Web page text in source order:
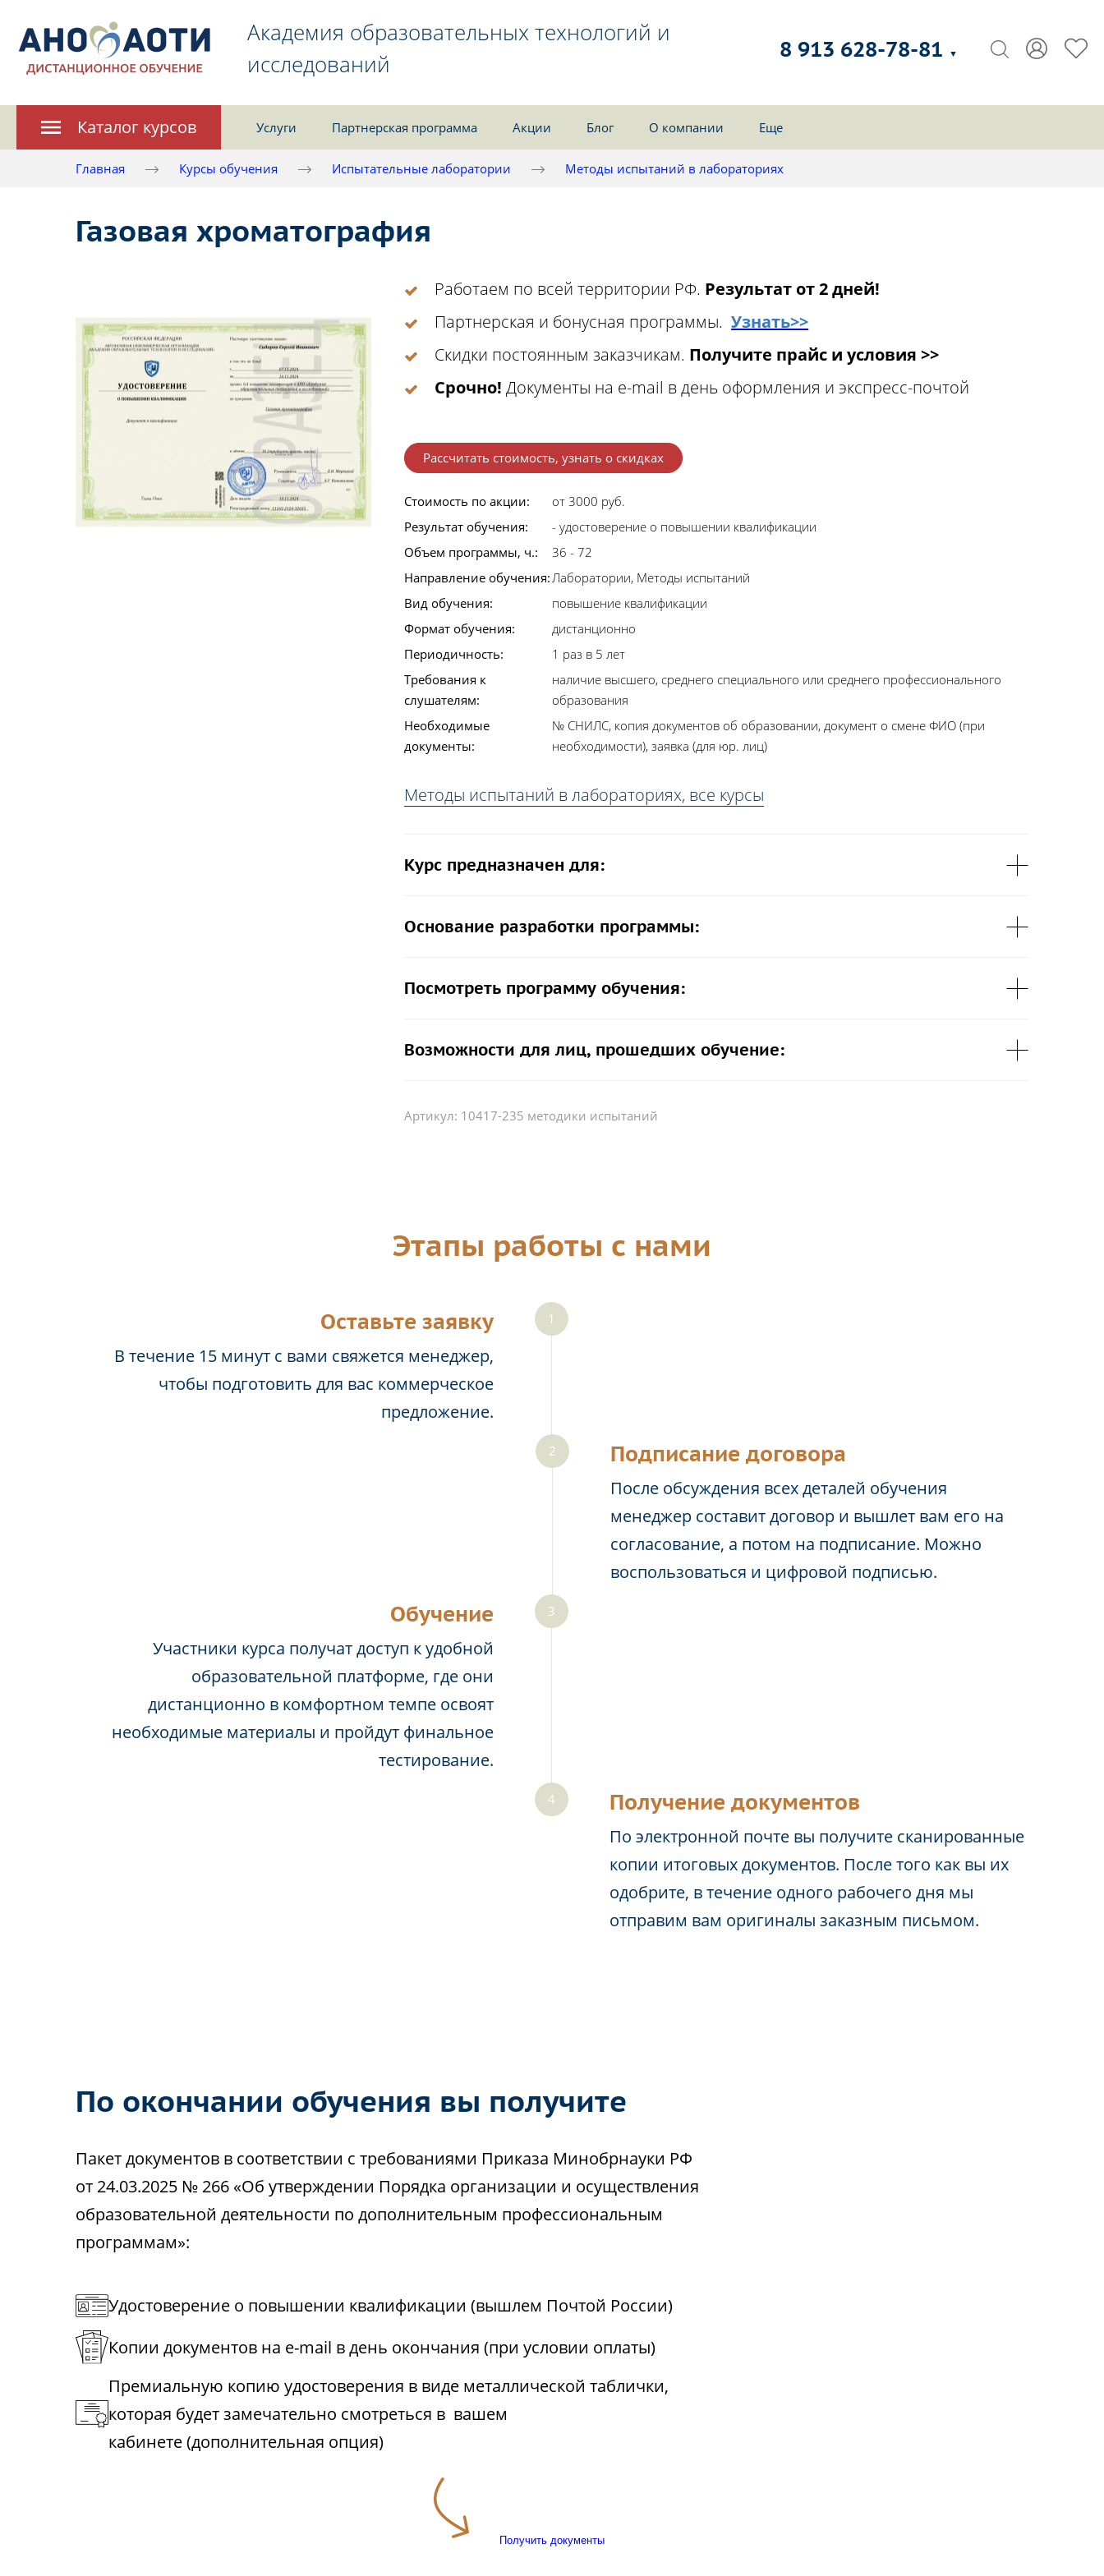
Академия образовательных технологий и
исследований
8 913 628-78-81 ▼
Каталог курсов Услуги Партнерская программа Акции Блог О компании Еще
Главная Курсы обучения Испытательные лаборатории Методы испытаний в лабораториях
Газовая хроматография
Работаем по всей территории РФ. Результат от 2 дней!
Партнерская и бонусная программы.Узнать>>
Скидки постоянным заказчикам. Получите прайс и условия >>
Срочно! Документы на e-mail в день оформления и экспресс-почтой
Рассчитать стоимость, узнать о скидках
Стоимость по акции:
от 3000 руб.
Результат обучения:
- удостоверение о повышении квалификации
Объем программы, ч.:
36 - 72
Направление обучения:Лаборатории, Методы испытаний
Вид обучения:
повышение квалификации
Формат обучения:
дистанционно
Периодичность:
1 раз в 5 лет
Требования к
слушателям:
наличие высшего, среднего специального или среднего профессионального
образования
Необходимые
документы:
№ СНИЛС, копия документов об образовании, документ о смене ФИО (при
необходимости), заявка (для юр. лиц)
Методы испытаний в лабораториях, все курсы
Курс предназначен для:
Основание разработки программы:
Посмотреть программу обучения:
Возможности для лиц, прошедших обучение:
Артикул: 10417-235 методики испытаний
Этапы работы с нами
Оставьте заявку
В течение 15 минут с вами свяжется менеджер,
чтобы подготовить для вас коммерческое
предложение.
Подписание договора
После обсуждения всех деталей обучения
менеджер составит договор и вышлет вам его на
согласование, а потом на подписание. Можно
воспользоваться и цифровой подписью.
Обучение
Участники курса получат доступ к удобной
образовательной платформе, где они
дистанционно в комфортном темпе освоят
необходимые материалы и пройдут финальное
тестирование.
Получение документов
По электронной почте вы получите сканированные
копии итоговых документов. После того как вы их
одобрите, в течение одного рабочего дня мы
отправим вам оригиналы заказным письмом.
По окончании обучения вы получите
Пакет документов в соответствии с требованиями Приказа Минобрнауки РФ
от 24.03.2025 № 266 «Об утверждении Порядка организации и осуществления
образовательной деятельности по дополнительным профессиональным
программам»:
Удостоверение о повышении квалификации (вышлем Почтой России)
Копии документов на e-mail в день окончания (при условии оплаты)
Премиальную копию удостоверения в виде металлической таблички,
которая будет замечательно смотреться в вашем
кабинете (дополнительная опция)
Получить документы